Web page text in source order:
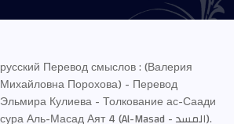
русский Перевод смыслов : (Валерия
Михайловна Порохова) - Перевод
Эльмира Кулиева - Толкование ас-Саади
сура Аль-Масад Аят 4 (Al-Masad - المسد).